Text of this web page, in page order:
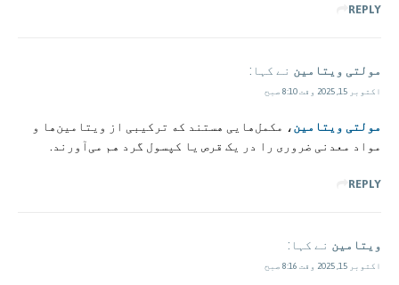
REPLY
مولتی‌ ویتامین‌ نے کہا:
اکتوبر 15, 2025 وقت 8:10 صبح
مولتی‌ ویتامین‌، مکمل‌هایی هستند که ترکیبی از ویتامین‌ها و
مواد معدنی ضروری را در یک قرص یا کپسول گرد هم می‌آورند.
REPLY
ویتامین نے کہا:
اکتوبر 15, 2025 وقت 8:16 صبح